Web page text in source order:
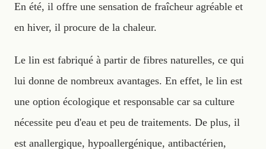
En été, il offre une sensation de fraîcheur agréable et
en hiver, il procure de la chaleur.
Le lin est fabriqué à partir de fibres naturelles, ce qui
lui donne de nombreux avantages. En effet, le lin est
une option écologique et responsable car sa culture
nécessite peu d'eau et peu de traitements. De plus, il
est anallergique, hypoallergénique, antibactérien,